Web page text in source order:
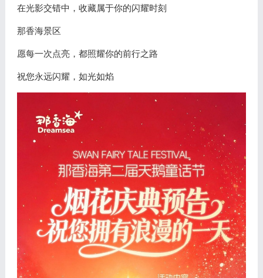
在光影交错中，收藏属于你的闪耀时刻
那香海景区
愿每一次点亮，都照耀你的前行之路
祝您永远闪耀，如光如焰